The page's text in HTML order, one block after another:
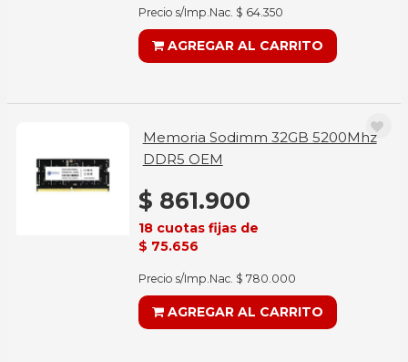
Precio s/Imp.Nac. $ 64.350
AGREGAR AL CARRITO
Memoria Sodimm 32GB 5200Mhz
DDR5 OEM
$ 861.900
18 cuotas fijas de
$ 75.656
Precio s/Imp.Nac. $ 780.000
AGREGAR AL CARRITO